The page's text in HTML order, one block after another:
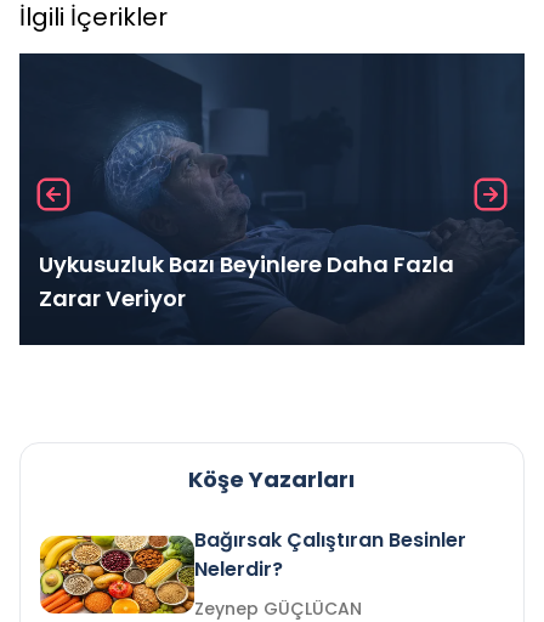
İlgili İçerikler
Uykusuzluk Bazı Beyinlere Daha Fazla
Zarar Veriyor
Köşe Yazarları
Bağırsak Çalıştıran Besinler
Nelerdir?
Zeynep GÜÇLÜCAN